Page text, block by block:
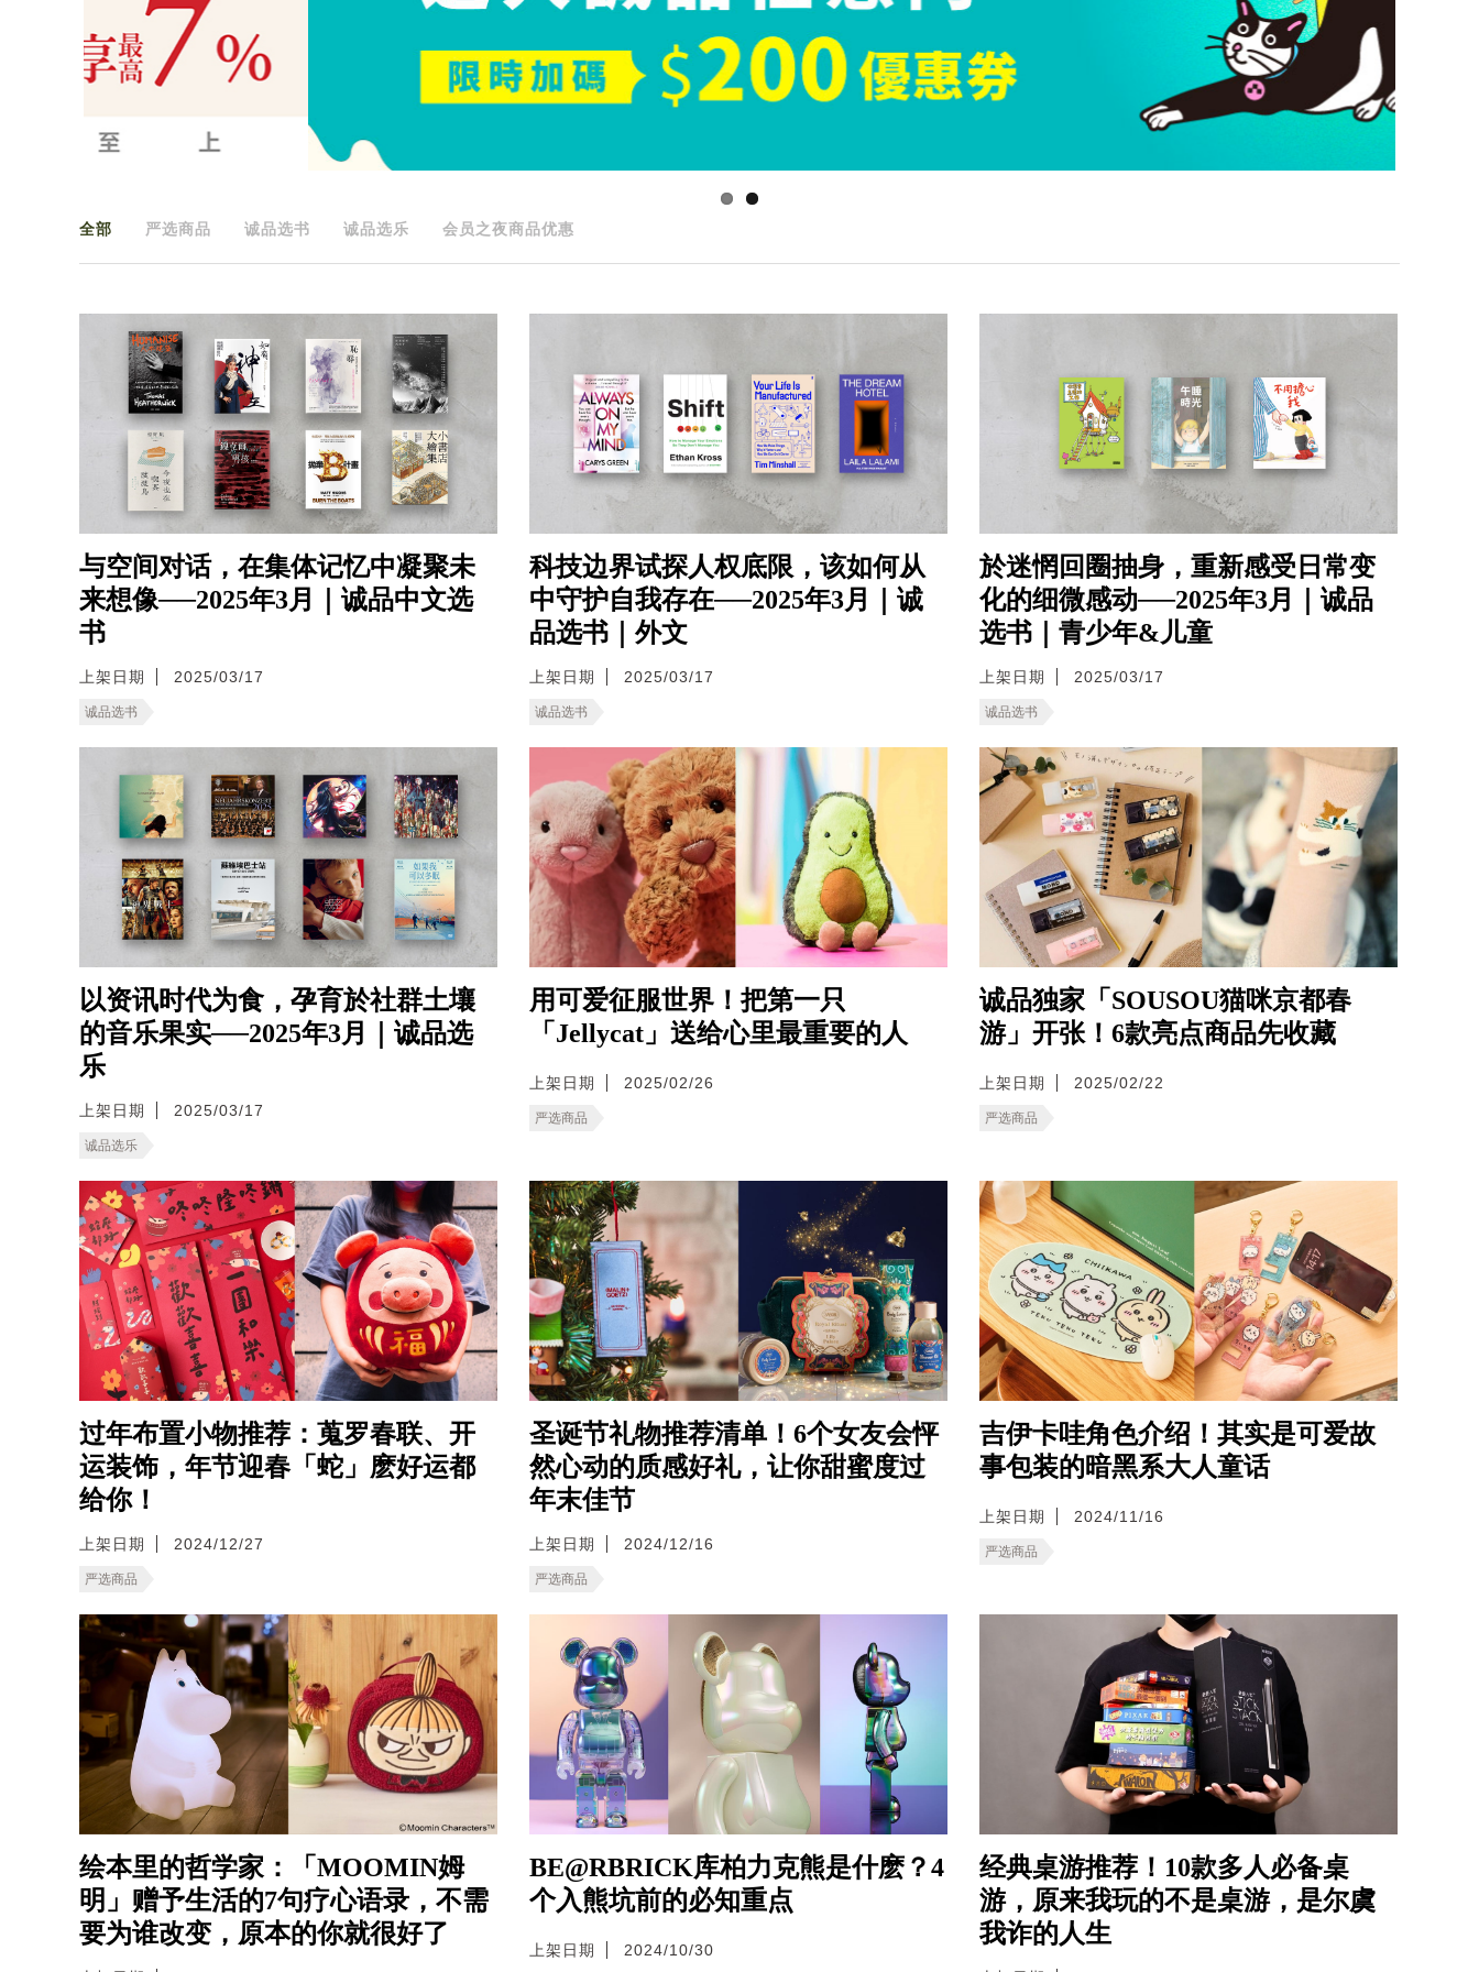
全部 严选商品 诚品选书 诚品选乐 会员之夜商品优惠
与空间对话，在集体记忆中凝聚未
来想像──2025年3月｜诚品中文选
书
上架日期 2025/03/17
诚品选书
科技边界试探人权底限，该如何从
中守护自我存在──2025年3月｜诚
品选书｜外文
上架日期 2025/03/17
诚品选书
於迷惘回圈抽身，重新感受日常变
化的细微感动──2025年3月｜诚品
选书｜青少年&儿童
上架日期 2025/03/17
诚品选书
以资讯时代为食，孕育於社群土壤
的音乐果实──2025年3月｜诚品选
乐
上架日期 2025/03/17
诚品选乐
用可爱征服世界！把第一只
「Jellycat」送给心里最重要的人
上架日期 2025/02/26
严选商品
诚品独家「SOUSOU猫咪京都春
游」开张！6款亮点商品先收藏
上架日期 2025/02/22
严选商品
过年布置小物推荐：蒐罗春联、开
运装饰，年节迎春「蛇」麽好运都
给你！
上架日期 2024/12/27
严选商品
圣诞节礼物推荐清单！6个女友会怦
然心动的质感好礼，让你甜蜜度过
年末佳节
上架日期 2024/12/16
严选商品
吉伊卡哇角色介绍！其实是可爱故
事包装的暗黑系大人童话
上架日期 2024/11/16
严选商品
绘本里的哲学家：「MOOMIN姆
明」赠予生活的7句疗心语录，不需
要为谁改变，原本的你就很好了
BE@RBRICK库柏力克熊是什麽？4
个入熊坑前的必知重点
上架日期 2024/10/30
经典桌游推荐！10款多人必备桌
游，原来我玩的不是桌游，是尔虞
我诈的人生